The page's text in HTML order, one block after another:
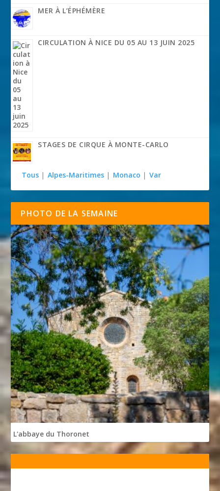
MER À L’ÉPHÉMÈRE
CIRCULATION À NICE DU 05 AU 13 JUIN 2025
STAGES DE CIRQUE À MONTE-CARLO
Tous | Alpes-Maritimes | Monaco | Var
PHOTO DE LA SEMAINE
L'abbaye du Thoronet